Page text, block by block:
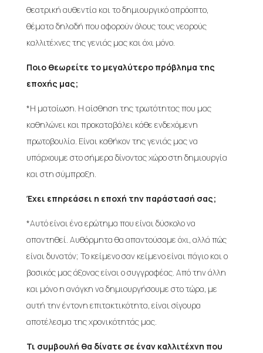
θεατρική αυθεντία και το δημιουργικό απρόοπτο,
θέματα δηλαδή που αφορούν όλους τους νεαρούς
καλλιτέχνες της γενιάς μας και όχι μόνο.
Ποιο θεωρείτε το μεγαλύτερο πρόβλημα της
εποχής μας;
*Η ματαίωση. Η αίσθηση της τρωτότητας που μας
καθηλώνει και προκαταβάλει κάθε ενδεχόμενη
πρωτοβουλία. Είναι καθήκον της γενιάς μας να
υπάρχουμε στο σήμερα δίνοντας χώρο στη δημιουργία
και στη σύμπραξη.
Έχει επηρεάσει η εποχή την παράστασή σας;
*Αυτό είναι ένα ερώτημα που είναι δύσκολο να
απαντηθεί. Αυθόρμητα θα απαντούσαμε όχι, αλλά πώς
είναι δυνατόν; Το κείμενο σαν κείμενο είναι πάγιο και ο
βασικός μας άξονας είναι ο συγγραφέας. Από την άλλη
και μόνο η ανάγκη να δημιουργήσουμε στο τώρα, με
αυτή την έντονη επιτακτικότητα, είναι σίγουρα
αποτέλεσμα της χρονικότητάς μας.
Τι συμβουλή θα δίνατε σε έναν καλλιτέχνη που